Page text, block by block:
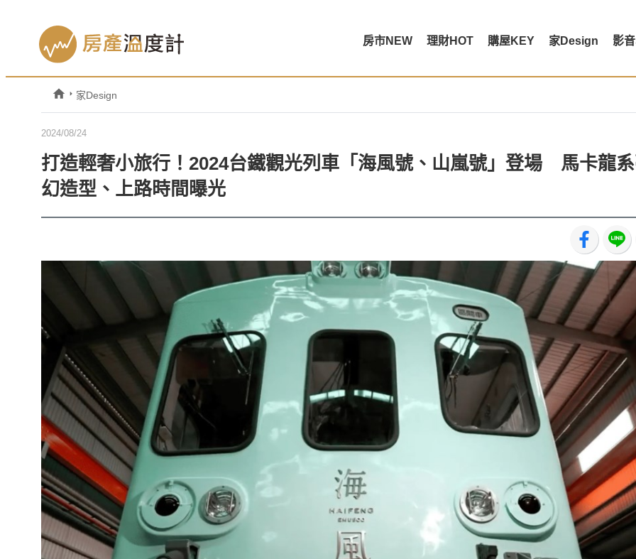
房市NEW 理財HOT 購屋KEY 家Design 影
家Design
2024/08/24
打造輕奢小旅行！2024台鐵觀光列車「海風號、山嵐號」登場 馬卡龍
幻造型、上路時間曝光